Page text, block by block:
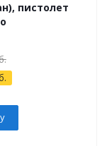
пистолет